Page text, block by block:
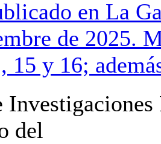
en La
de 2025.
15 y 16;
del